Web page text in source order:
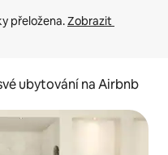
přeložena. Zobrazit
ubytování na Airbnb